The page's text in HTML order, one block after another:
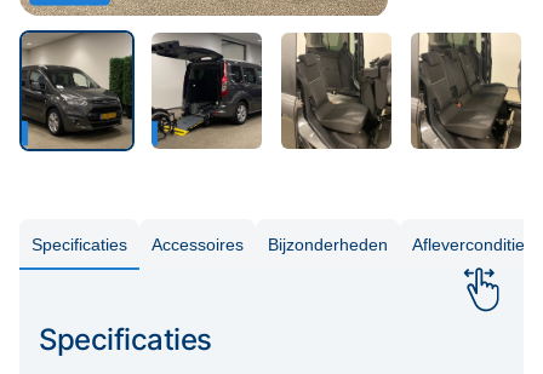
Specificaties Accessoires Bijzonderheden Aflevercondities
Specificaties